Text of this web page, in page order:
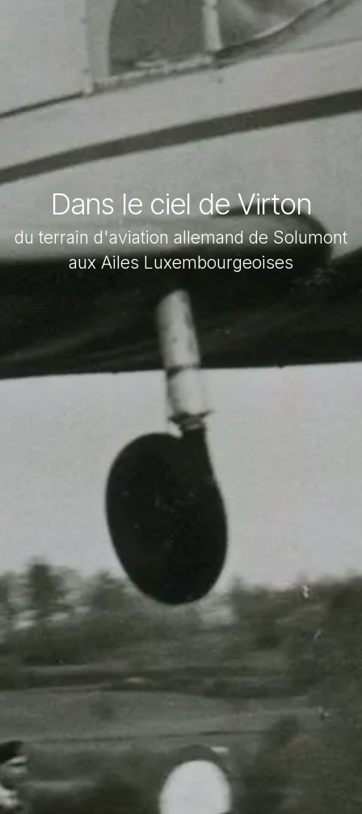
Dans le ciel de Virton
du terrain d'aviation allemand de Solumont
aux Ailes Luxembourgeoises